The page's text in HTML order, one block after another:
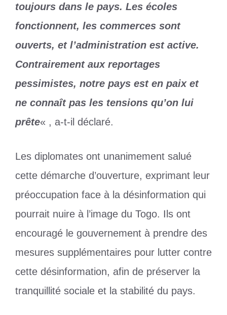
toujours dans le pays. Les écoles
fonctionnent, les commerces sont
ouverts, et l’administration est active.
Contrairement aux reportages
pessimistes, notre pays est en paix et
ne connaît pas les tensions qu’on lui
prête« , a-t-il déclaré.
Les diplomates ont unanimement salué
cette démarche d’ouverture, exprimant leur
préoccupation face à la désinformation qui
pourrait nuire à l’image du Togo. Ils ont
encouragé le gouvernement à prendre des
mesures supplémentaires pour lutter contre
cette désinformation, afin de préserver la
tranquillité sociale et la stabilité du pays.